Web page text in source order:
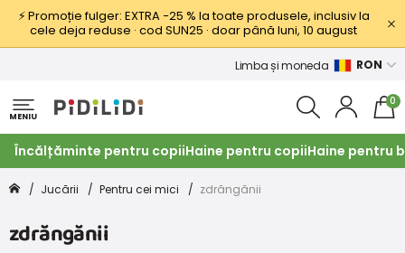
⚡ Promoție fulger: EXTRA −25 % la toate produsele, inclusiv la
cele deja reduse · cod SUN25 · doar până luni, 10 august
Limba și moneda RON
MENIU
0
Încălțăminte pentru copiiHaine pentru copiiHaine pentru
Jucării Pentru cei mici zdrăngănii
zdrăngănii